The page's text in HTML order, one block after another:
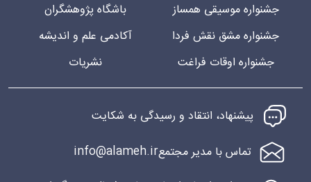
جشنواره موسیقی همساز
جشنواره مشق نقش فردا
جشنواره اوقات فراغت
باشگاه پژوهشگران
آکادمی علم و اندیشه
نشریات
پیشنهاد، انتقاد و رسیدگی به شکایت
تماس با مدیر مجتمعinfo@alameh.ir